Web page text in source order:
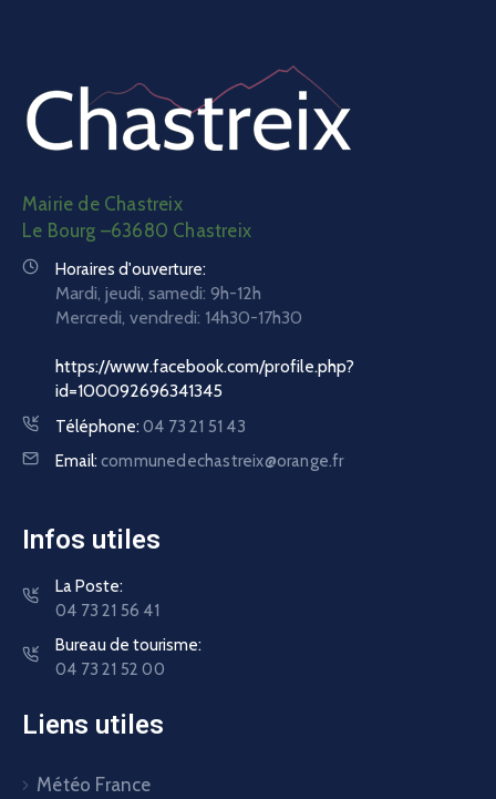
Mairie de Chastreix
Le Bourg –63680 Chastreix
Horaires d'ouverture:
Mardi, jeudi, samedi: 9h-12h
Mercredi, vendredi: 14h30-17h30
https://www.facebook.com/profile.php?
id=100092696341345
Téléphone: 04 73 21 51 43
Email: communedechastreix@orange.fr
Infos utiles
La Poste:
04 73 21 56 41
Bureau de tourisme:
04 73 21 52 00
Liens utiles
Météo France